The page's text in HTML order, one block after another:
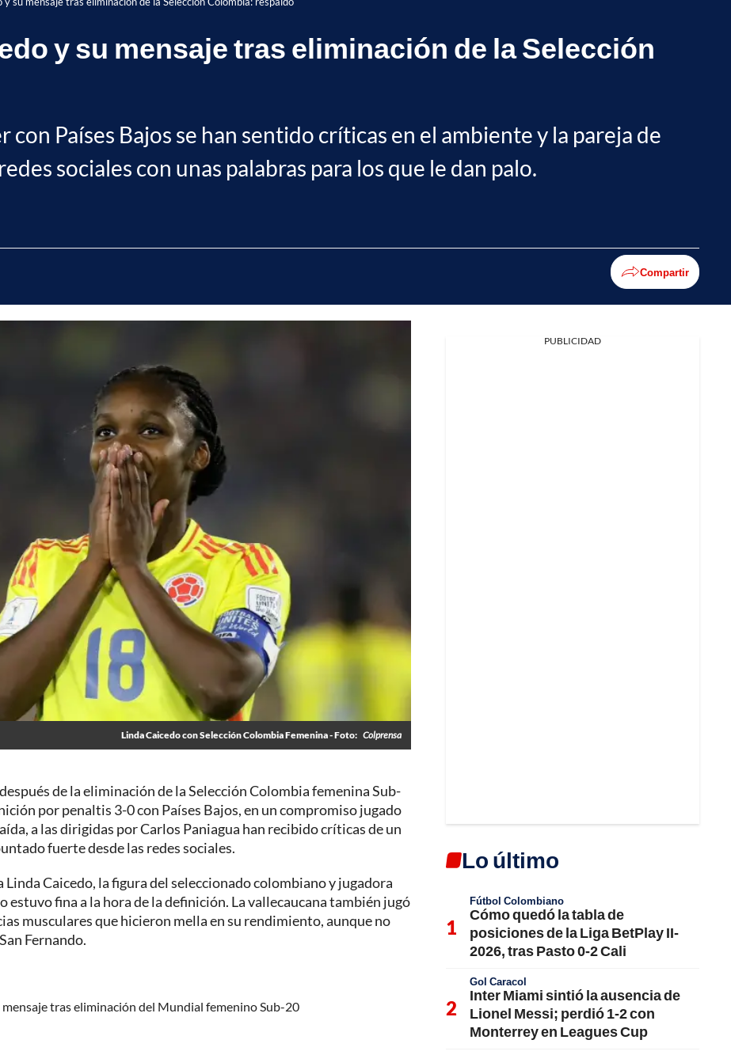
y su mensaje tras eliminación de la Selección
con Países Bajos se han sentido críticas en el ambiente y la pareja de
sociales con unas palabras para los que le dan palo.
Compartir
Linda Caicedo con Selección Colombia Femenina - Foto: Colprensa
de la eliminación de la Selección Colombia femenina Sub-
por penaltis 3-0 con Países Bajos, en un compromiso jugado
a las dirigidas por Carlos Paniagua han recibido críticas de un
fuerte desde las redes sociales.
Caicedo, la figura del seleccionado colombiano y jugadora
fina a la hora de la definición. La vallecaucana también jugó
musculares que hicieron mella en su rendimiento, aunque no
Fernando.
tras eliminación del Mundial femenino Sub-20
PUBLICIDAD
Lo último
Fútbol Colombiano
Cómo quedó la tabla de
posiciones de la Liga BetPlay II-
2026, tras Pasto 0-2 Cali
Gol Caracol
Inter Miami sintió la ausencia de
Lionel Messi; perdió 1-2 con
Monterrey en Leagues Cup